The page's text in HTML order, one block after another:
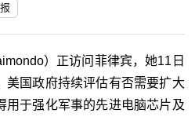
）正访问菲律宾，她11日
美国政府持续评估有否需要扩大
用于强化军事的先进电脑芯片及